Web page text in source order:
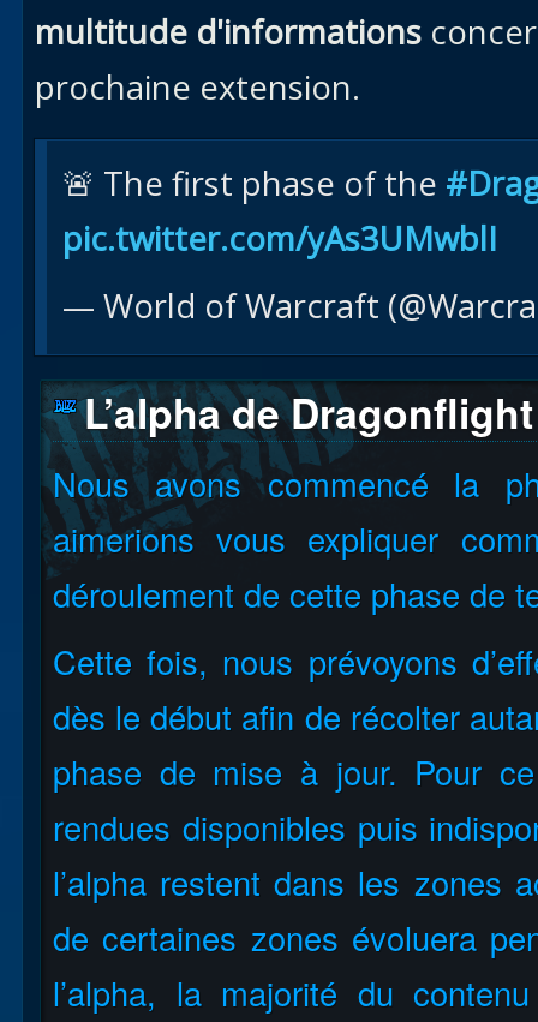
multitude d'informations
prochaine extension.
🚨 The first phase of the
pic.twitter.com/yAs3UMwblI
— World of Warcraft
L’alpha de
Nous avons commencé la
aimerions vous expliquer
déroulement de cette phase de
Cette fois, nous prévoyons
dès le début afin de récolter
phase de mise à jour. Pour
rendues disponibles puis
l’alpha restent dans les zones
de certaines zones évoluera
l’alpha, la majorité du